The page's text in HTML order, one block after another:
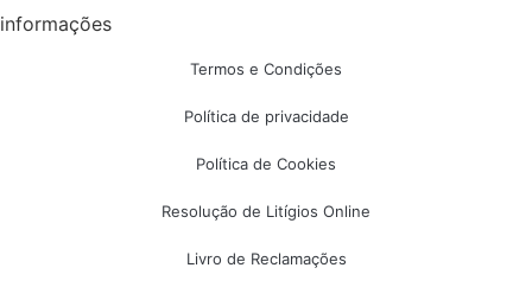
informações
Termos e Condições
Política de privacidade
Política de Cookies
Resolução de Litígios Online
Livro de Reclamações